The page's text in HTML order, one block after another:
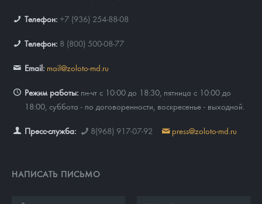
Телефон: +7 (936) 254-88-08
Телефон: 8 (800) 500-08-77
Email: mail@zoloto-md.ru
Режим работы: пн-чт с 10:00 до 18:30, пятница с 10:00 до
18:00, суббота - по договоренности, воскресенье - выходной.
Пресс-служба: 8(968) 917-07-92 press@zoloto-md.ru
НАПИСАТЬ ПИСЬМО